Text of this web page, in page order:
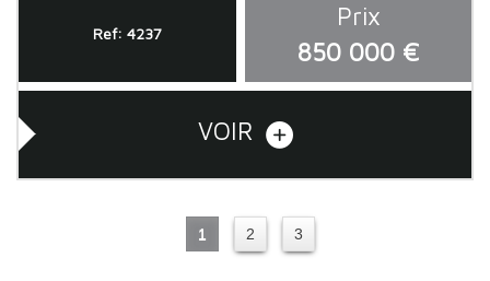
Ref: 4237
Prix
850 000 €
VOIR
1 2 3